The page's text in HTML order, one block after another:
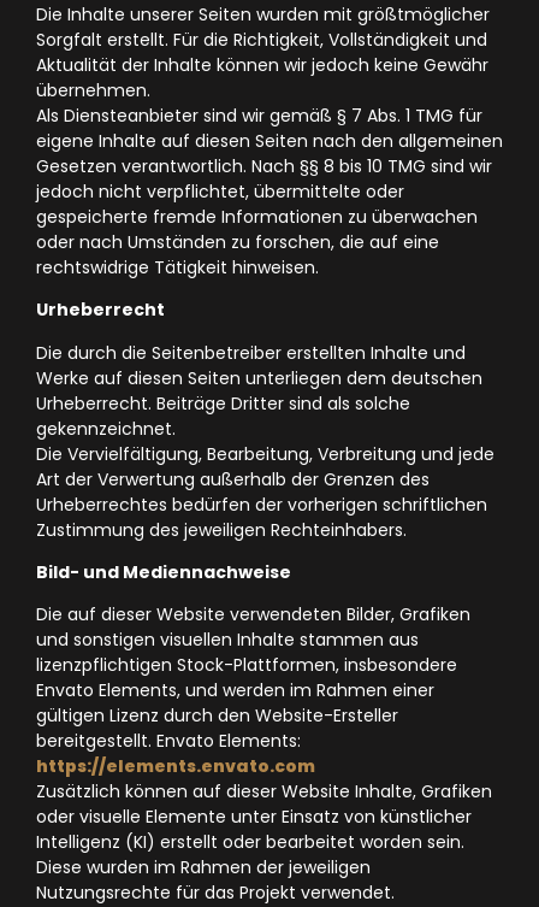
Die Inhalte unserer Seiten wurden mit größtmöglicher
Sorgfalt erstellt. Für die Richtigkeit, Vollständigkeit und
Aktualität der Inhalte können wir jedoch keine Gewähr
übernehmen.
Als Diensteanbieter sind wir gemäß § 7 Abs. 1 TMG für
eigene Inhalte auf diesen Seiten nach den allgemeinen
Gesetzen verantwortlich. Nach §§ 8 bis 10 TMG sind wir
jedoch nicht verpflichtet, übermittelte oder
gespeicherte fremde Informationen zu überwachen
oder nach Umständen zu forschen, die auf eine
rechtswidrige Tätigkeit hinweisen.
Urheberrecht
Die durch die Seitenbetreiber erstellten Inhalte und
Werke auf diesen Seiten unterliegen dem deutschen
Urheberrecht. Beiträge Dritter sind als solche
gekennzeichnet.
Die Vervielfältigung, Bearbeitung, Verbreitung und jede
Art der Verwertung außerhalb der Grenzen des
Urheberrechtes bedürfen der vorherigen schriftlichen
Zustimmung des jeweiligen Rechteinhabers.
Bild- und Mediennachweise
Die auf dieser Website verwendeten Bilder, Grafiken
und sonstigen visuellen Inhalte stammen aus
lizenzpflichtigen Stock-Plattformen, insbesondere
Envato Elements, und werden im Rahmen einer
gültigen Lizenz durch den Website-Ersteller
bereitgestellt. Envato Elements:
https://elements.envato.com
Zusätzlich können auf dieser Website Inhalte, Grafiken
oder visuelle Elemente unter Einsatz von künstlicher
Intelligenz (KI) erstellt oder bearbeitet worden sein.
Diese wurden im Rahmen der jeweiligen
Nutzungsrechte für das Projekt verwendet.